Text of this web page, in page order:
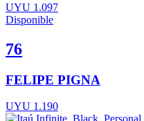
UYU 1.097
Disponible
76
FELIPE PIGNA
UYU 1.190